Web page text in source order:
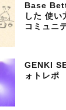
Base
した 使い
コミュニ
GENKI
ォトレポ